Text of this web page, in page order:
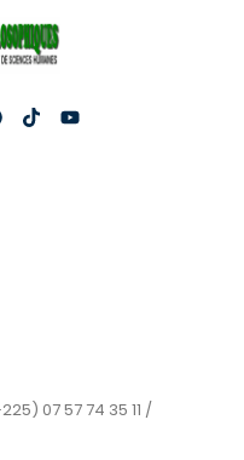
07 57 74 35 11 /